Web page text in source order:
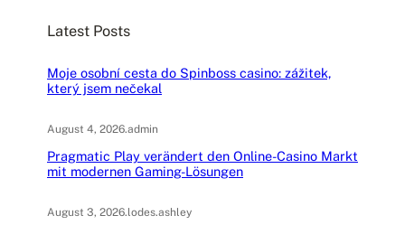
h
Latest Posts
Moje osobní cesta do Spinboss casino: zážitek,
který jsem nečekal
August 4, 2026.admin
Pragmatic Play verändert den Online-Casino Markt
mit modernen Gaming-Lösungen
August 3, 2026.lodes.ashley